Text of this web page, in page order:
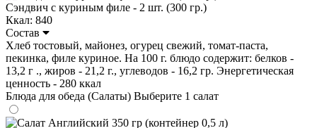
Сэндвич с куриным филе - 2 шт. (300 гр.)
Ккал: 840
Состав
Хлеб тостовый, майонез, огурец свежий, томат-паста,
пекинка, филе куриное. На 100 г. блюдо содержит: белков -
13,2 г ., жиров - 21,2 г., углеводов - 16,2 гр. Энергетическая
ценность - 280 ккал
Блюда для обеда (Салаты) Выберите 1 салат